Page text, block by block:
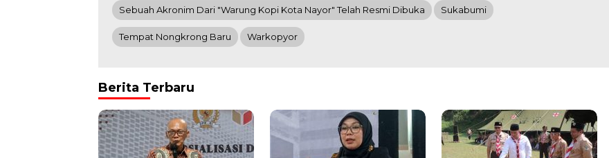
Sebuah Akronim Dari "Warung Kopi Kota Nayor" Telah Resmi Dibuka Sukabumi
Tempat Nongkrong Baru Warkopyor
Berita Terbaru